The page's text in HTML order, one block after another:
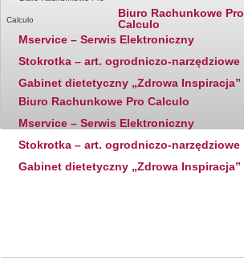
Biuro Rachunkowe Pro
Calculo
Mservice – Serwis Elektroniczny
Stokrotka – art. ogrodniczo-narzędziowe
Gabinet dietetyczny „Zdrowa Inspiracja”
Biuro Rachunkowe Pro Calculo
Mservice – Serwis Elektroniczny
Stokrotka – art. ogrodniczo-narzędziowe
Gabinet dietetyczny „Zdrowa Inspiracja”